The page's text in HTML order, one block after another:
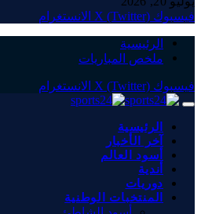
فيسبوك X (Twitter) الانستغرام
الرئيسية
ملخص المباريات
فيسبوك X (Twitter) الانستغرام
الرئيسية
آخر الأخبار
أسود العالم
أندية
دوريات
المنتخبات الوطنية